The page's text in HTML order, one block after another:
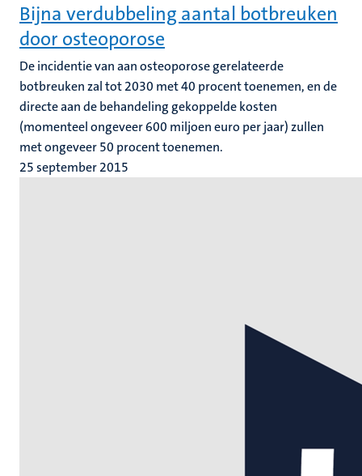
Bijna verdubbeling aantal botbreuken
door osteoporose
De incidentie van aan osteoporose gerelateerde
botbreuken zal tot 2030 met 40 procent toenemen, en de
directe aan de behandeling gekoppelde kosten
(momenteel ongeveer 600 miljoen euro per jaar) zullen
met ongeveer 50 procent toenemen.
25 september 2015